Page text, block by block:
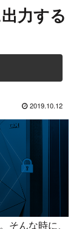
力する
2019.10.12
。 そんな時に、